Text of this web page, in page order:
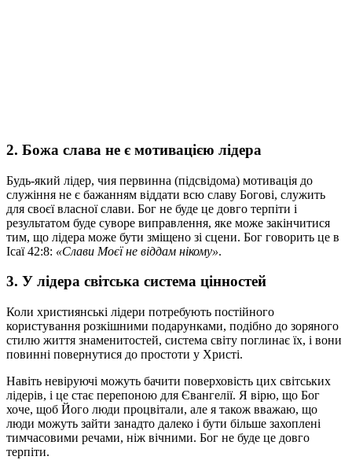
2. Божа слава не є мотивацією лідера
Будь-який лідер, чия первинна (підсвідома) мотивація до
служіння не є бажанням віддати всю славу Богові, служить
для своєї власної слави. Бог не буде це довго терпіти і
результатом буде суворе виправлення, яке може закінчитися
тим, що лідера може бути зміщено зі сцени. Бог говорить це в
Ісаї 42:8: «Слави Моєї не віддам нікому».
3. У лідера світська система цінностей
Коли християнські лідери потребують постійного
користування розкішними подарунками, подібно до зоряного
стилю життя знаменитостей, система світу поглинає їх, і вони
повинні повернутися до простоти у Христі.
Навіть невіруючі можуть бачити поверховість цих світських
лідерів, і це стає перепоною для Євангелії. Я вірю, що Бог
хоче, щоб Його люди процвітали, але я також вважаю, що
люди можуть зайти занадто далеко і бути більше захоплені
тимчасовими речами, ніж вічними. Бог не буде це довго
терпіти.